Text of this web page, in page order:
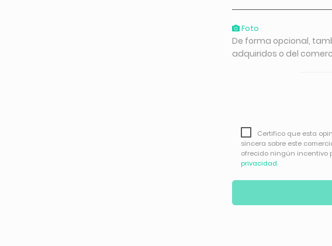
Foto
De forma opcional,
adquiridos o del
Certifico que esta
sincera sobre este
ofrecido ningún incentivo
privacidad.